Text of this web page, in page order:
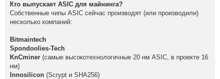
Кто выпускает ASIC для майнинга?
Собственные чипы ASIC сейчас производят (или производили)
несколько компаний:
Bitmaintech
Spondoolies-Tech
KnCminer (самые высокотехнологичные 20 нм ASIC, в проекте 16
нм)
Innosilicon (Scrypt и SHA256)